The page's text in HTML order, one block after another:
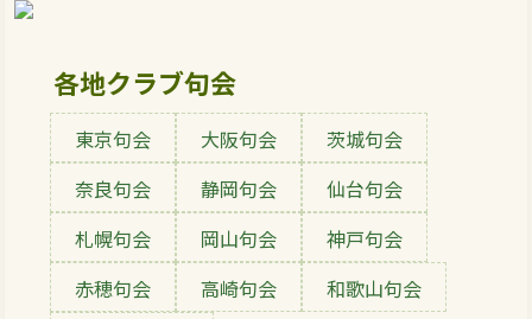
各地クラブ句会
東京句会 大阪句会
茨城句会
奈良句会
静岡句会
仙台句会
札幌句会
岡山句会
神戸句会
赤穂句会
高崎句会 和歌山句会